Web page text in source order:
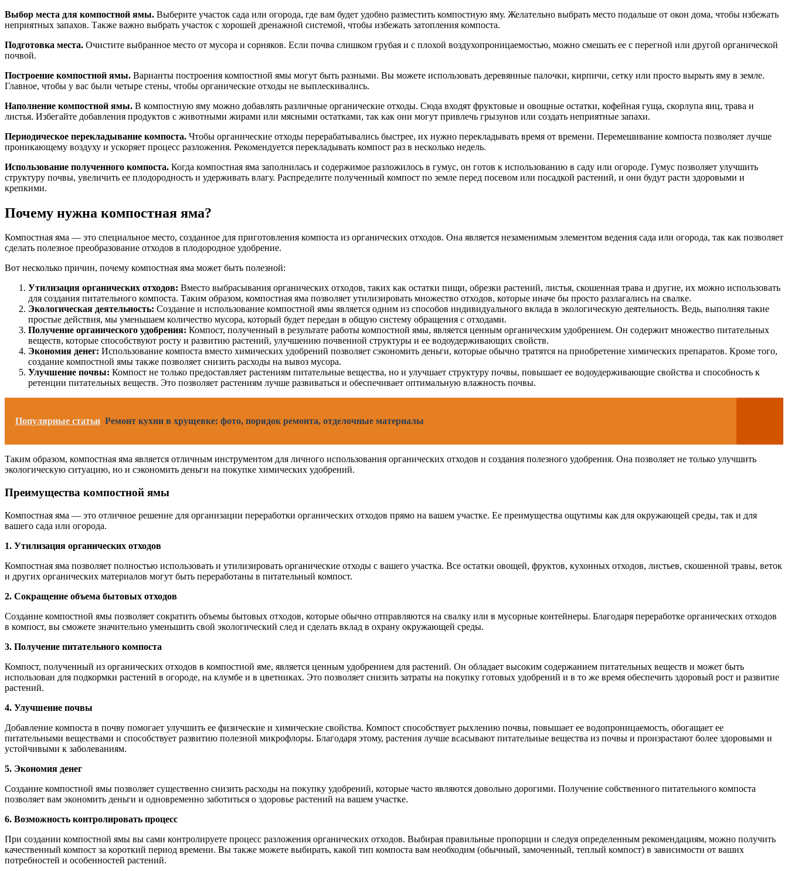
Выбор места для компостной ямы. Выберите участок сада или огорода, где вам будет удобно разместить компостную яму. Желательно выбрать место подальше от окон дома, чтобы избежать
неприятных запахов. Также важно выбрать участок с хорошей дренажной системой, чтобы избежать затопления компоста.
Подготовка места. Очистите выбранное место от мусора и сорняков. Если почва слишком грубая и с плохой воздухопроницаемостью, можно смешать ее с перегной или другой органической
почвой.
Построение компостной ямы. Варианты построения компостной ямы могут быть разными. Вы можете использовать деревянные палочки, кирпичи, сетку или просто вырыть яму в земле.
Главное, чтобы у вас были четыре стены, чтобы органические отходы не выплескивались.
Наполнение компостной ямы. В компостную яму можно добавлять различные органические отходы. Сюда входят фруктовые и овощные остатки, кофейная гуща, скорлупа яиц, трава и
листья. Избегайте добавления продуктов с животными жирами или мясными остатками, так как они могут привлечь грызунов или создать неприятные запахи.
Периодическое перекладывание компоста. Чтобы органические отходы перерабатывались быстрее, их нужно перекладывать время от времени. Перемешивание компоста позволяет лучше
проникающему воздуху и ускоряет процесс разложения. Рекомендуется перекладывать компост раз в несколько недель.
Использование полученного компоста. Когда компостная яма заполнилась и содержимое разложилось в гумус, он готов к использованию в саду или огороде. Гумус позволяет улучшить
структуру почвы, увеличить ее плодородность и удерживать влагу. Распределите полученный компост по земле перед посевом или посадкой растений, и они будут расти здоровыми и
крепкими.
Почему нужна компостная яма?
Компостная яма — это специальное место, созданное для приготовления компоста из органических отходов. Она является незаменимым элементом ведения сада или огорода, так как позволяет
сделать полезное преобразование отходов в плодородное удобрение.
Вот несколько причин, почему компостная яма может быть полезной:
Утилизация органических отходов: Вместо выбрасывания органических отходов, таких как остатки пищи, обрезки растений, листья, скошенная трава и другие, их можно использовать
для создания питательного компоста. Таким образом, компостная яма позволяет утилизировать множество отходов, которые иначе бы просто разлагались на свалке.
Экологическая деятельность: Создание и использование компостной ямы является одним из способов индивидуального вклада в экологическую деятельность. Ведь, выполняя такие
простые действия, мы уменьшаем количество мусора, который будет передан в общую систему обращения с отходами.
Получение органического удобрения: Компост, полученный в результате работы компостной ямы, является ценным органическим удобрением. Он содержит множество питательных
веществ, которые способствуют росту и развитию растений, улучшению почвенной структуры и ее водоудерживающих свойств.
Экономия денег: Использование компоста вместо химических удобрений позволяет сэкономить деньги, которые обычно тратятся на приобретение химических препаратов. Кроме того,
создание компостной ямы также позволяет снизить расходы на вывоз мусора.
Улучшение почвы: Компост не только предоставляет растениям питательные вещества, но и улучшает структуру почвы, повышает ее водоудерживающие свойства и способность к
ретенции питательных веществ. Это позволяет растениям лучше развиваться и обеспечивает оптимальную влажность почвы.
Популярные статьи Ремонт кухни в хрущевке: фото, порядок ремонта, отделочные материалы
Таким образом, компостная яма является отличным инструментом для личного использования органических отходов и создания полезного удобрения. Она позволяет не только улучшить
экологическую ситуацию, но и сэкономить деньги на покупке химических удобрений.
Преимущества компостной ямы
Компостная яма — это отличное решение для организации переработки органических отходов прямо на вашем участке. Ее преимущества ощутимы как для окружающей среды, так и для
вашего сада или огорода.
1. Утилизация органических отходов
Компостная яма позволяет полностью использовать и утилизировать органические отходы с вашего участка. Все остатки овощей, фруктов, кухонных отходов, листьев, скошенной травы, веток
и других органических материалов могут быть переработаны в питательный компост.
2. Сокращение объема бытовых отходов
Создание компостной ямы позволяет сократить объемы бытовых отходов, которые обычно отправляются на свалку или в мусорные контейнеры. Благодаря переработке органических отходов
в компост, вы сможете значительно уменьшить свой экологический след и сделать вклад в охрану окружающей среды.
3. Получение питательного компоста
Компост, полученный из органических отходов в компостной яме, является ценным удобрением для растений. Он обладает высоким содержанием питательных веществ и может быть
использован для подкормки растений в огороде, на клумбе и в цветниках. Это позволяет снизить затраты на покупку готовых удобрений и в то же время обеспечить здоровый рост и развитие
растений.
4. Улучшение почвы
Добавление компоста в почву помогает улучшить ее физические и химические свойства. Компост способствует рыхлению почвы, повышает ее водопроницаемость, обогащает ее
питательными веществами и способствует развитию полезной микрофлоры. Благодаря этому, растения лучше всасывают питательные вещества из почвы и произрастают более здоровыми и
устойчивыми к заболеваниям.
5. Экономия денег
Создание компостной ямы позволяет существенно снизить расходы на покупку удобрений, которые часто являются довольно дорогими. Получение собственного питательного компоста
позволяет вам экономить деньги и одновременно заботиться о здоровье растений на вашем участке.
6. Возможность контролировать процесс
При создании компостной ямы вы сами контролируете процесс разложения органических отходов. Выбирая правильные пропорции и следуя определенным рекомендациям, можно получить
качественный компост за короткий период времени. Вы также можете выбирать, какой тип компоста вам необходим (обычный, замоченный, теплый компост) в зависимости от ваших
потребностей и особенностей растений.